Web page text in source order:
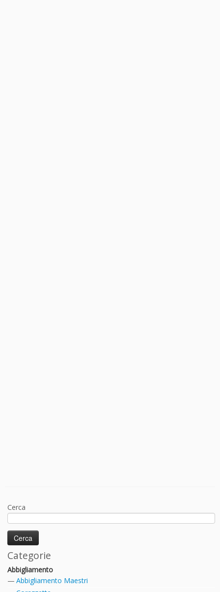
Cerca
Categorie
Abbigliamento
Abbigliamento Maestri